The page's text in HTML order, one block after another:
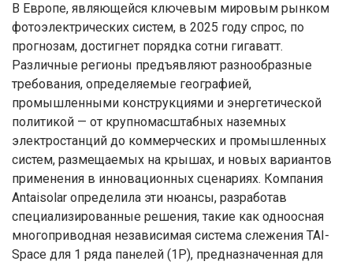
В Европе, являющейся ключевым мировым рынком
фотоэлектрических систем, в 2025 году спрос, по
прогнозам, достигнет порядка сотни гигаватт.
Различные регионы предъявляют разнообразные
требования, определяемые географией,
промышленными конструкциями и энергетической
политикой — от крупномасштабных наземных
электростанций до коммерческих и промышленных
систем, размещаемых на крышах, и новых вариантов
применения в инновационных сценариях. Компания
Antaisolar определила эти нюансы, разработав
специализированные решения, такие как одноосная
многоприводная независимая система слежения TAI-
Space для 1 ряда панелей (1P), предназначенная для